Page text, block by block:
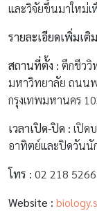
และวิจัยขึ้นมาใหม่
รายละเอียดเพิ่มเติม
สถานที่ตั้ง : ตึกชีววิ
มหาวิทยาลัย ถนน
กรุงเทพมหานคร
เวลาเปิด-ปิด : เปิด
อาทิตย์และปิดวันนั
โทร : 02 218 5266
Website :